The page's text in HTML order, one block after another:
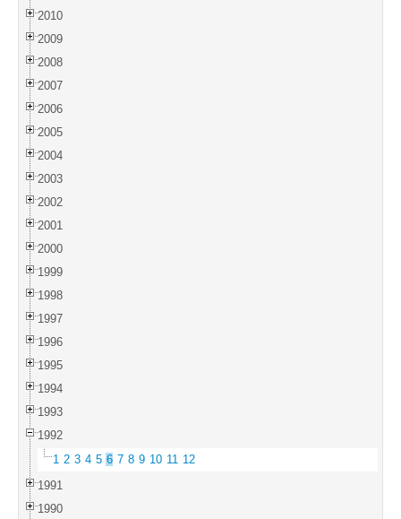
2010
2009
2008
2007
2006
2005
2004
2003
2002
2001
2000
1999
1998
1997
1996
1995
1994
1993
1992
1 2 3 4 5 6 7 8 9 10 11 12
1991
1990